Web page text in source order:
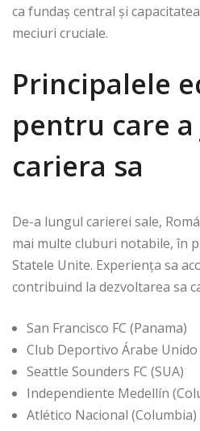
ca fundaș central și
meciuri cruciale.
Principalele
pentru care
cariera sa
De-a lungul carierei sale,
mai multe cluburi notabile, în
Statele Unite. Experiența sa
contribuind la dezvoltarea sa
San Francisco FC (Panama)
Club Deportivo Árabe Unido
Seattle Sounders FC (SUA)
Independiente Medellín
Atlético Nacional (Columbia)